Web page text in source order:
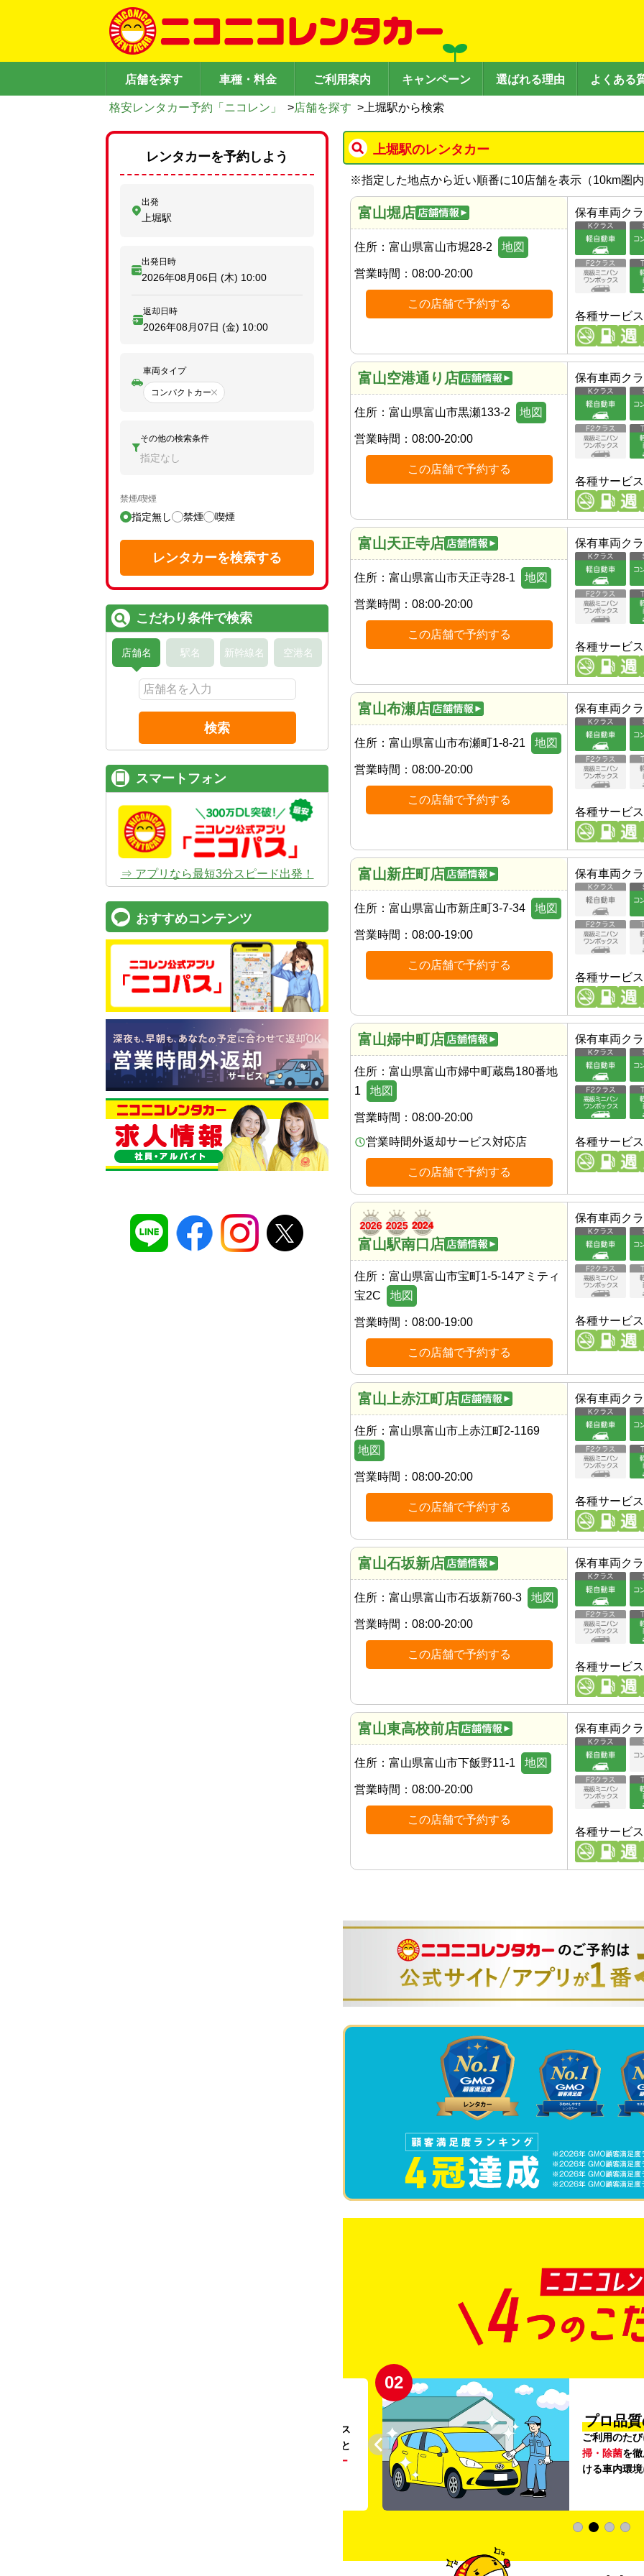
店舗を探す 車種・料金 ご利用案内 キャンペーン 選ばれる理由 よくある
格安レンタカー予約「ニコレン」 >店舗を探す > 上堀駅から検索
上堀駅のレンタカー
※指定した地点から近い順番に10店舗を表示（10km圏
富山堀店
住所： 富山県富山市堀28-2 地図
営業時間： 08:00-20:00
この店舗で予約する
保有車両ク
各種サービス
富山空港通り店
住所： 富山県富山市黒瀬133-2 地図
営業時間： 08:00-20:00
この店舗で予約する
保有車両ク
各種サービス
富山天正寺店
住所： 富山県富山市天正寺28-1 地図
営業時間： 08:00-20:00
この店舗で予約する
保有車両ク
各種サービス
富山布瀬店
住所： 富山県富山市布瀬町1-8-21 地図
営業時間： 08:00-20:00
この店舗で予約する
保有車両ク
各種サービス
富山新庄町店
住所： 富山県富山市新庄町3-7-34 地図
営業時間： 08:00-19:00
この店舗で予約する
保有車両ク
各種サービス
富山婦中町店
住所： 富山県富山市婦中町蔵島180番地
1
地図
営業時間： 08:00-20:00
営業時間外返却サービス対応店
この店舗で予約する
保有車両ク
各種サービス
富山駅南口店
住所： 富山県富山市宝町1-5-14アミティ
宝2C
地図
営業時間： 08:00-19:00
この店舗で予約する
保有車両ク
各種サービス
富山上赤江町店
住所： 富山県富山市上赤江町2-1169
地図
営業時間： 08:00-20:00
この店舗で予約する
保有車両ク
各種サービス
富山石坂新店
住所： 富山県富山市石坂新760-3 地図
営業時間： 08:00-20:00
この店舗で予約する
保有車両ク
各種サービス
富山東高校前店
住所： 富山県富山市下飯野11-1 地図
営業時間： 08:00-20:00
この店舗で予約する
保有車両ク
各種サービス
車内外の清
を徹底。安心感と清潔感を感じていただ
03
登録から4
快適な車両
加料金は0
レンタカーを予約しよう
出発
上堀駅
出発日時
2026年08月06日 (木) 10:00
返却日時
2026年08月07日 (金) 10:00
車両タイプ
コンパクトカー
その他の検索条件
指定なし
禁煙/喫煙
指定無し 禁煙 喫煙
レンタカーを検索する
こだわり条件で検索
店舗名 駅名 新幹線名 空港名
検索
スマートフォン
⇒ アプリなら最短3分スピード出発！
おすすめコンテンツ